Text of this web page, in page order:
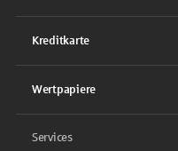
Kreditkarte
Wertpapiere
Services